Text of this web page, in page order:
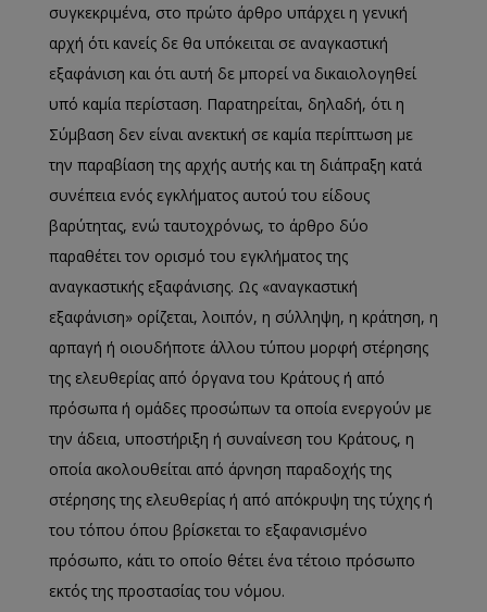
συγκεκριμένα, στο πρώτο άρθρο υπάρχει η γενική
αρχή ότι κανείς δε θα υπόκειται σε αναγκαστική
εξαφάνιση και ότι αυτή δε μπορεί να δικαιολογηθεί
υπό καμία περίσταση. Παρατηρείται, δηλαδή, ότι η
Σύμβαση δεν είναι ανεκτική σε καμία περίπτωση με
την παραβίαση της αρχής αυτής και τη διάπραξη κατά
συνέπεια ενός εγκλήματος αυτού του είδους
βαρύτητας, ενώ ταυτοχρόνως, το άρθρο δύο
παραθέτει τον ορισμό του εγκλήματος της
αναγκαστικής εξαφάνισης. Ως «αναγκαστική
εξαφάνιση» ορίζεται, λοιπόν, η σύλληψη, η κράτηση, η
αρπαγή ή οιουδήποτε άλλου τύπου μορφή στέρησης
της ελευθερίας από όργανα του Κράτους ή από
πρόσωπα ή ομάδες προσώπων τα οποία ενεργούν με
την άδεια, υποστήριξη ή συναίνεση του Κράτους, η
οποία ακολουθείται από άρνηση παραδοχής της
στέρησης της ελευθερίας ή από απόκρυψη της τύχης ή
του τόπου όπου βρίσκεται το εξαφανισμένο
πρόσωπο, κάτι το οποίο θέτει ένα τέτοιο πρόσωπο
εκτός της προστασίας του νόμου.